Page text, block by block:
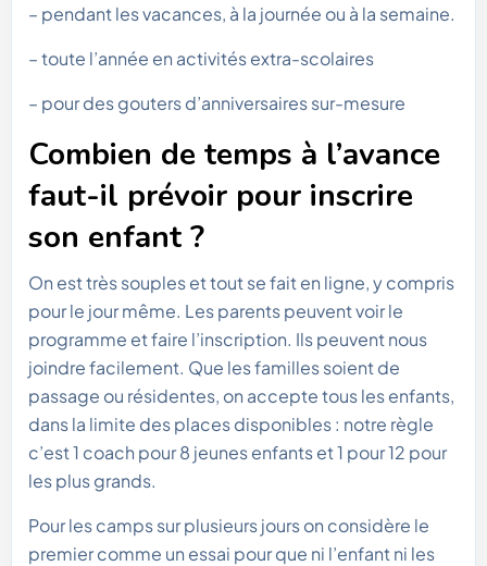
– pendant les vacances, à la journée ou à la semaine.
– toute l’année en activités extra-scolaires
– pour des gouters d’anniversaires sur-mesure
Combien de temps à l’avance
faut-il prévoir pour inscrire
son enfant ?
On est très souples et tout se fait en ligne, y compris
pour le jour même. Les parents peuvent voir le
programme et faire l’inscription. Ils peuvent nous
joindre facilement. Que les familles soient de
passage ou résidentes, on accepte tous les enfants,
dans la limite des places disponibles : notre règle
c’est 1 coach pour 8 jeunes enfants et 1 pour 12 pour
les plus grands.
Pour les camps sur plusieurs jours on considère le
premier comme un essai pour que ni l’enfant ni les